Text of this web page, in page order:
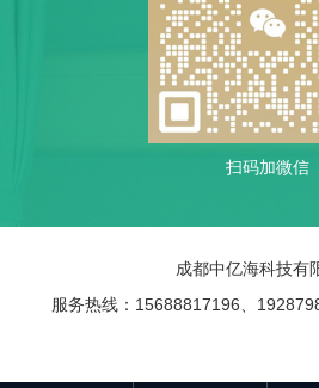
扫码加微信
成都中亿海科技有
服务热线：15688817196、